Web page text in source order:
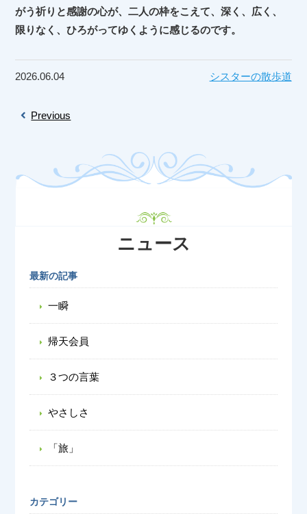
がう祈りと感謝の心が、二人の枠をこえて、深く、広く、
限りなく、ひろがってゆくように感じるのです。
2026.06.04 シスターの散歩道
Previous
ニュース
最新の記事
一瞬
帰天会員
３つの言葉
やさしさ
「旅」
カテゴリー